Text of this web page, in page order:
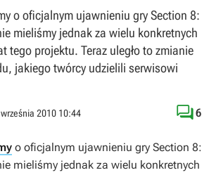
o oficjalnym ujawnieniu gry Section 8:
mieliśmy jednak za wielu konkretnych
tego projektu. Teraz uległo to zmianie
jakiego twórcy udzielili serwisowi
2010 10:44 6
o oficjalnym ujawnieniu gry Section 8:
mieliśmy jednak za wielu konkretnych